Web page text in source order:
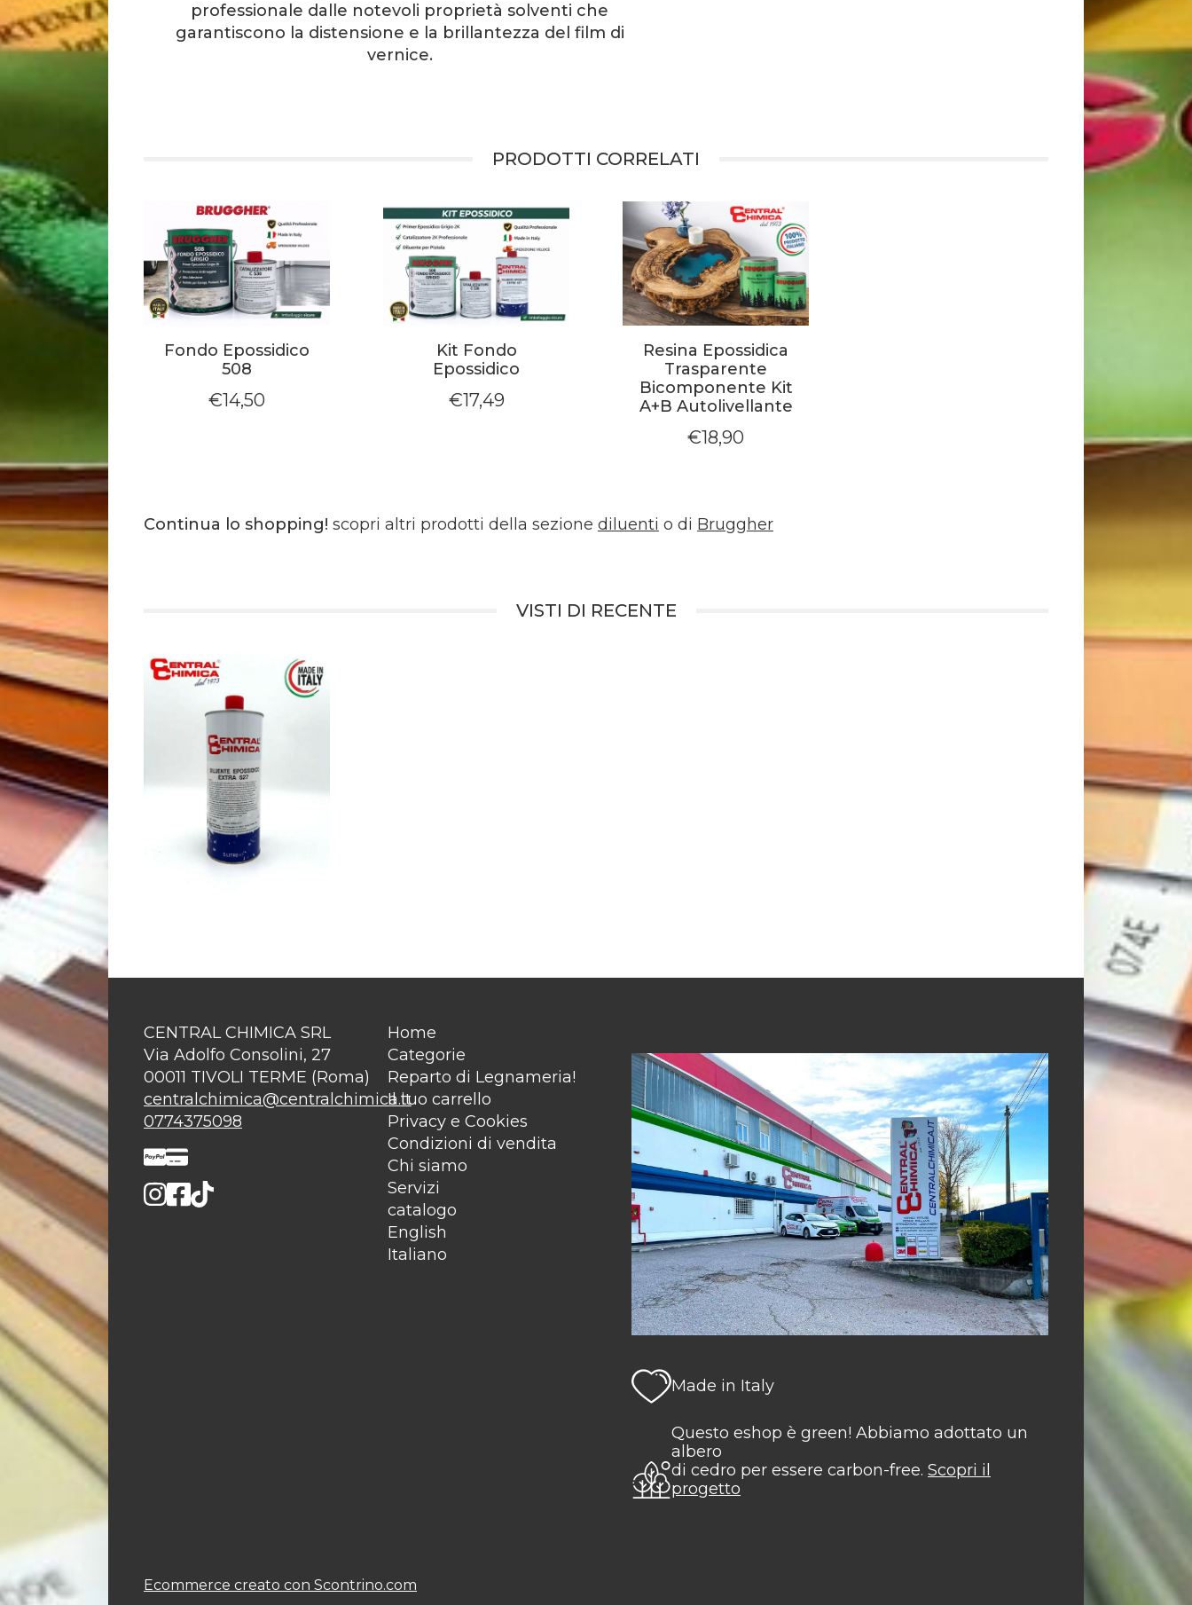
professionale dalle notevoli proprietà solventi che
garantiscono la distensione e la brillantezza del film di
vernice.​
PRODOTTI CORRELATI
Fondo Epossidico
508
€14,50
Kit Fondo
Epossidico
€17,49
Resina Epossidica
Trasparente
Bicomponente Kit
A+B Autolivellante
€18,90
Continua lo shopping! scopri altri prodotti della sezione diluenti o di Bruggher
VISTI DI RECENTE
CENTRAL CHIMICA SRL
Via Adolfo Consolini, 27
00011 TIVOLI TERME (Roma)
centralchimica@centralchimica.it
0774375098
Home
Categorie
Reparto di Legnameria!
Il tuo carrello
Privacy e Cookies
Condizioni di vendita
Chi siamo
Servizi
catalogo
English
Italiano
Made in Italy
Questo eshop è green! Abbiamo adottato un
albero
di cedro per essere carbon-free. Scopri il
progetto
Ecommerce creato con Scontrino.com